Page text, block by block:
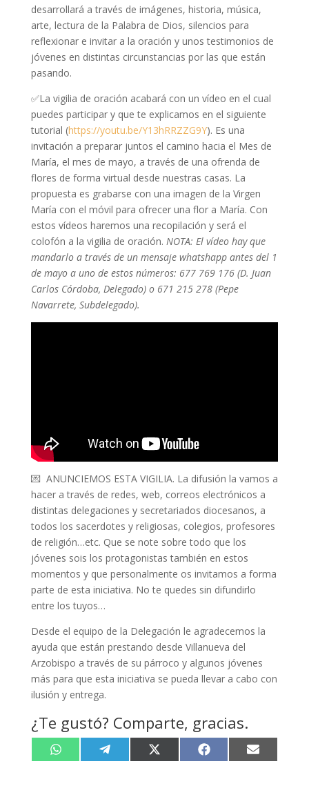
desarrollará a través de imágenes, historia, música,
arte, lectura de la Palabra de Dios, silencios para
reflexionar e invitar a la oración y unos testimonios de
jóvenes en distintas circunstancias por las que están
pasando.
✅La vigilia de oración acabará con un vídeo en el cual
puedes participar y que te explicamos en el siguiente
tutorial (https://youtu.be/Y13hRRZZG9Y). Es una
invitación a preparar juntos el camino hacia el Mes de
María, el mes de mayo, a través de una ofrenda de
flores de forma virtual desde nuestras casas. La
propuesta es grabarse con una imagen de la Virgen
María con el móvil para ofrecer una flor a María. Con
estos vídeos haremos una recopilación y será el
colofón a la vigilia de oración. NOTA: El vídeo hay que
mandarlo a través de un mensaje whatshapp antes del 1
de mayo a uno de estos números: 677 769 176 (D. Juan
Carlos Córdoba, Delegado) o 671 215 278 (Pepe
Navarrete, Subdelegado).
💌 ANUNCIEMOS ESTA VIGILIA. La difusión la vamos a
hacer a través de redes, web, correos electrónicos a
distintas delegaciones y secretariados diocesanos, a
todos los sacerdotes y religiosas, colegios, profesores
de religión…etc. Que se note sobre todo que los
jóvenes sois los protagonistas también en estos
momentos y que personalmente os invitamos a forma
parte de esta iniciativa. No te quedes sin difundirlo
entre los tuyos…
Desde el equipo de la Delegación le agradecemos la
ayuda que están prestando desde Villanueva del
Arzobispo a través de su párroco y algunos jóvenes
más para que esta iniciativa se pueda llevar a cabo con
ilusión y entrega.
¿Te gustó? Comparte, gracias.
Compartir
en
W
h
Compartir
en
e
Compartir
en
X
(
Compartir
en
F
a
Compartir
en
E
m